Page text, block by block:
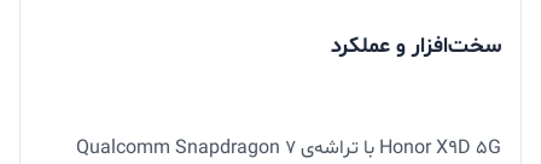
سخت‌افزار و عملکرد
Honor X9D 5G با تراشه‌ی Qualcomm Snapdragon 7